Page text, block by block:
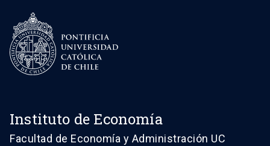
Instituto de Economía
Facultad de Economía y Administración UC